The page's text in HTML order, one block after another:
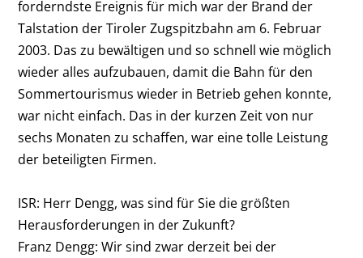
forderndste Ereignis für mich war der Brand der
Talstation der Tiroler Zugspitzbahn am 6. Februar
2003. Das zu bewältigen und so schnell wie möglich
wieder alles aufzubauen, damit die Bahn für den
Sommertourismus wieder in Betrieb gehen konnte,
war nicht einfach. Das in der kurzen Zeit von nur
sechs Monaten zu schaffen, war eine tolle Leistung
der beteiligten Firmen.
ISR: Herr Dengg, was sind für Sie die größten
Herausforderungen in der Zukunft?
Franz Dengg: Wir sind zwar derzeit bei der